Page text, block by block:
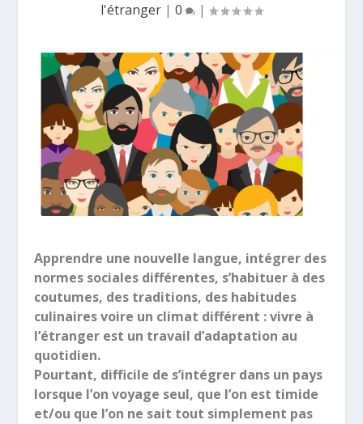
l'étranger | 0 |
Apprendre une nouvelle langue, intégrer des
normes sociales différentes, s’habituer à des
coutumes, des traditions, des habitudes
culinaires voire un climat différent : vivre à
l’étranger est un travail d’adaptation au
quotidien.
Pourtant, difficile de s’intégrer dans un pays
lorsque l’on voyage seul, que l’on est timide
et/ou que l’on ne sait tout simplement pas